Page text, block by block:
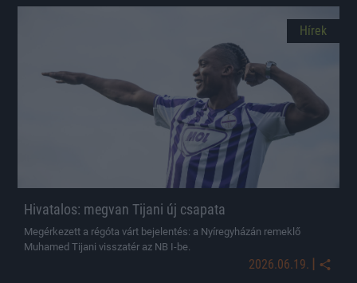
Hírek
Hivatalos: megvan Tijani új csapata
Megérkezett a régóta várt bejelentés: a Nyíregyházán remeklő
Muhamed Tijani visszatér az NB I-be.
2026.06.19. |